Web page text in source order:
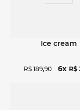
ice cream
R$ 189,90 6 R$